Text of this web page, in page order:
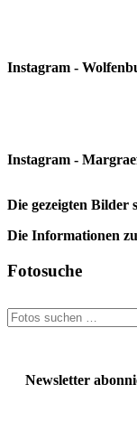
Instagram -
Instagram -
Die gezeigten
Die Informationen
Fotosuche
Newsletter